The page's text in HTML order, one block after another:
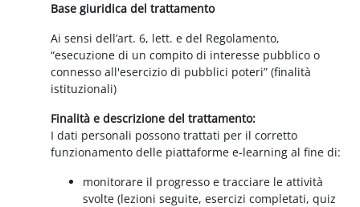
Base giuridica del trattamento
Ai sensi dell’art. 6, lett. e del Regolamento,
“esecuzione di un compito di interesse pubblico o
connesso all'esercizio di pubblici poteri” (finalità
istituzionali)
Finalità e descrizione del trattamento:
I dati personali possono trattati per il corretto
funzionamento delle piattaforme e-learning al fine di:
monitorare il progresso e tracciare le attività
svolte (lezioni seguite, esercizi completati, quiz